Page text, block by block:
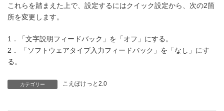
これらを踏まえた上で、設定するにはクイック設定から、次の2箇
所を変更します。
1．「文字説明フィードバック」を「オフ」にする。
2． 「ソフトウェアタイプ入力フィードバック」を「なし」にす
る。
カテゴリー こえぽけっと2.0